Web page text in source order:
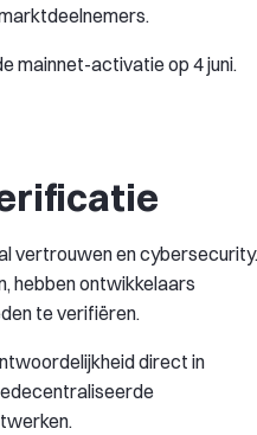
mainnet-activatie op 4 juni.
vertrouwen en cybersecurity.
hebben ontwikkelaars
te verifiëren.
direct in